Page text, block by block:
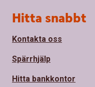
Sidfot
Hitta snabbt
Kontakta oss
Spärrhjälp
Hitta bankkontor